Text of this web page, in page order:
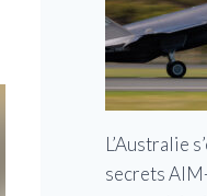
L’Australie
secrets